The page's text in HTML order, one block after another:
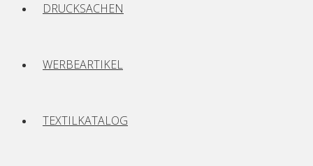
DRUCKSACHEN
WERBEARTIKEL
TEXTILKATALOG